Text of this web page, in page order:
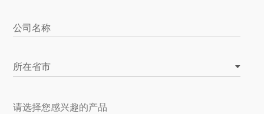
公司名称
所在省市